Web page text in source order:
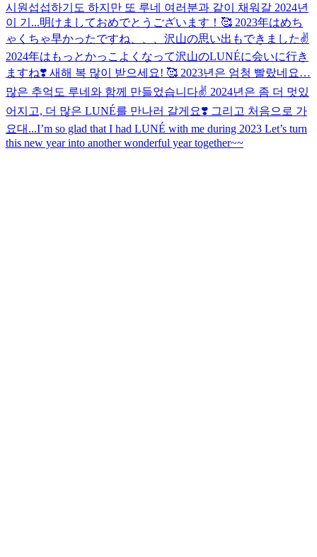
시원섭섭하기도 하지만 또 루네 여러분과 같이 채워갈 2024년
이 기...明けましておめでとうございます！🥰 2023年はめち
ゃくちゃ早かったですね、、、沢山の思い出もできました✌️
2024年はもっとかっこよくなって沢山のLUNÉに会いに行き
ますね❣️ 새해 복 많이 받으세요! 🥰 2023년은 엄청 빨랐네요…
많은 추억도 루네와 함께 만들었습니다✌️ 2024년은 좀 더 멋있
어지고, 더 많은 LUNÉ를 만나러 갈게요❣️ 그리고 처음으로 가
요대...I’m so glad that I had LUNÉ with me during 2023 Let’s turn
this new year into another wonderful year together~~